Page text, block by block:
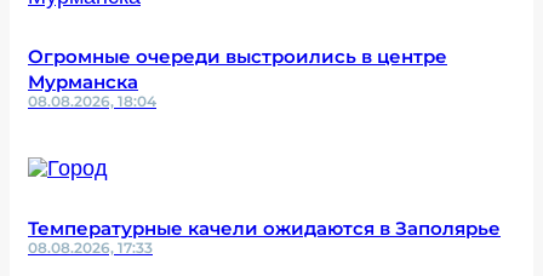
Огромные очереди выстроились в центре
Мурманска
08.08.2026, 18:04
Температурные качели ожидаются в Заполярье
08.08.2026, 17:33